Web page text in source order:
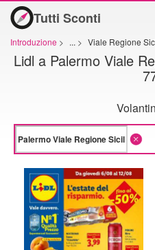
Tutti Sconti
Introduzione > ... > Viale Regione
Lidl a Palermo Viale